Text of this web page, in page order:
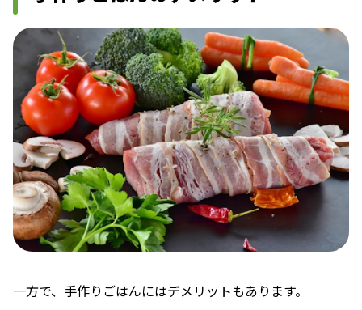
一方で、手作りごはんにはデメリットもあります。